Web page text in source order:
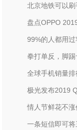
北京地铁可以
盘点OPPO
99%的人都用
拳打单反，脚
全球手机销量
极光发布2019
情人节鲜花不
一条短信即可